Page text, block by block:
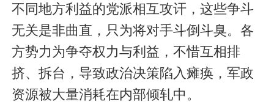
不同地方利益的党派相互攻讦，这些争斗
无关是非曲直，只为将对手斗倒斗臭。各
方势力为争夺权力与利益，不惜互相排
挤、拆台，导致政治决策陷入瘫痪，军政
资源被大量消耗在内部倾轧中。